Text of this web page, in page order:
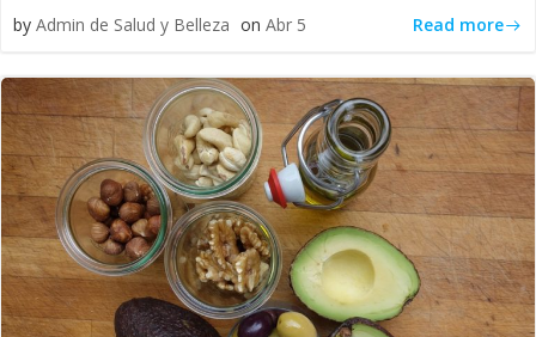
by Admin de Salud y Belleza on Abr 5 Read more